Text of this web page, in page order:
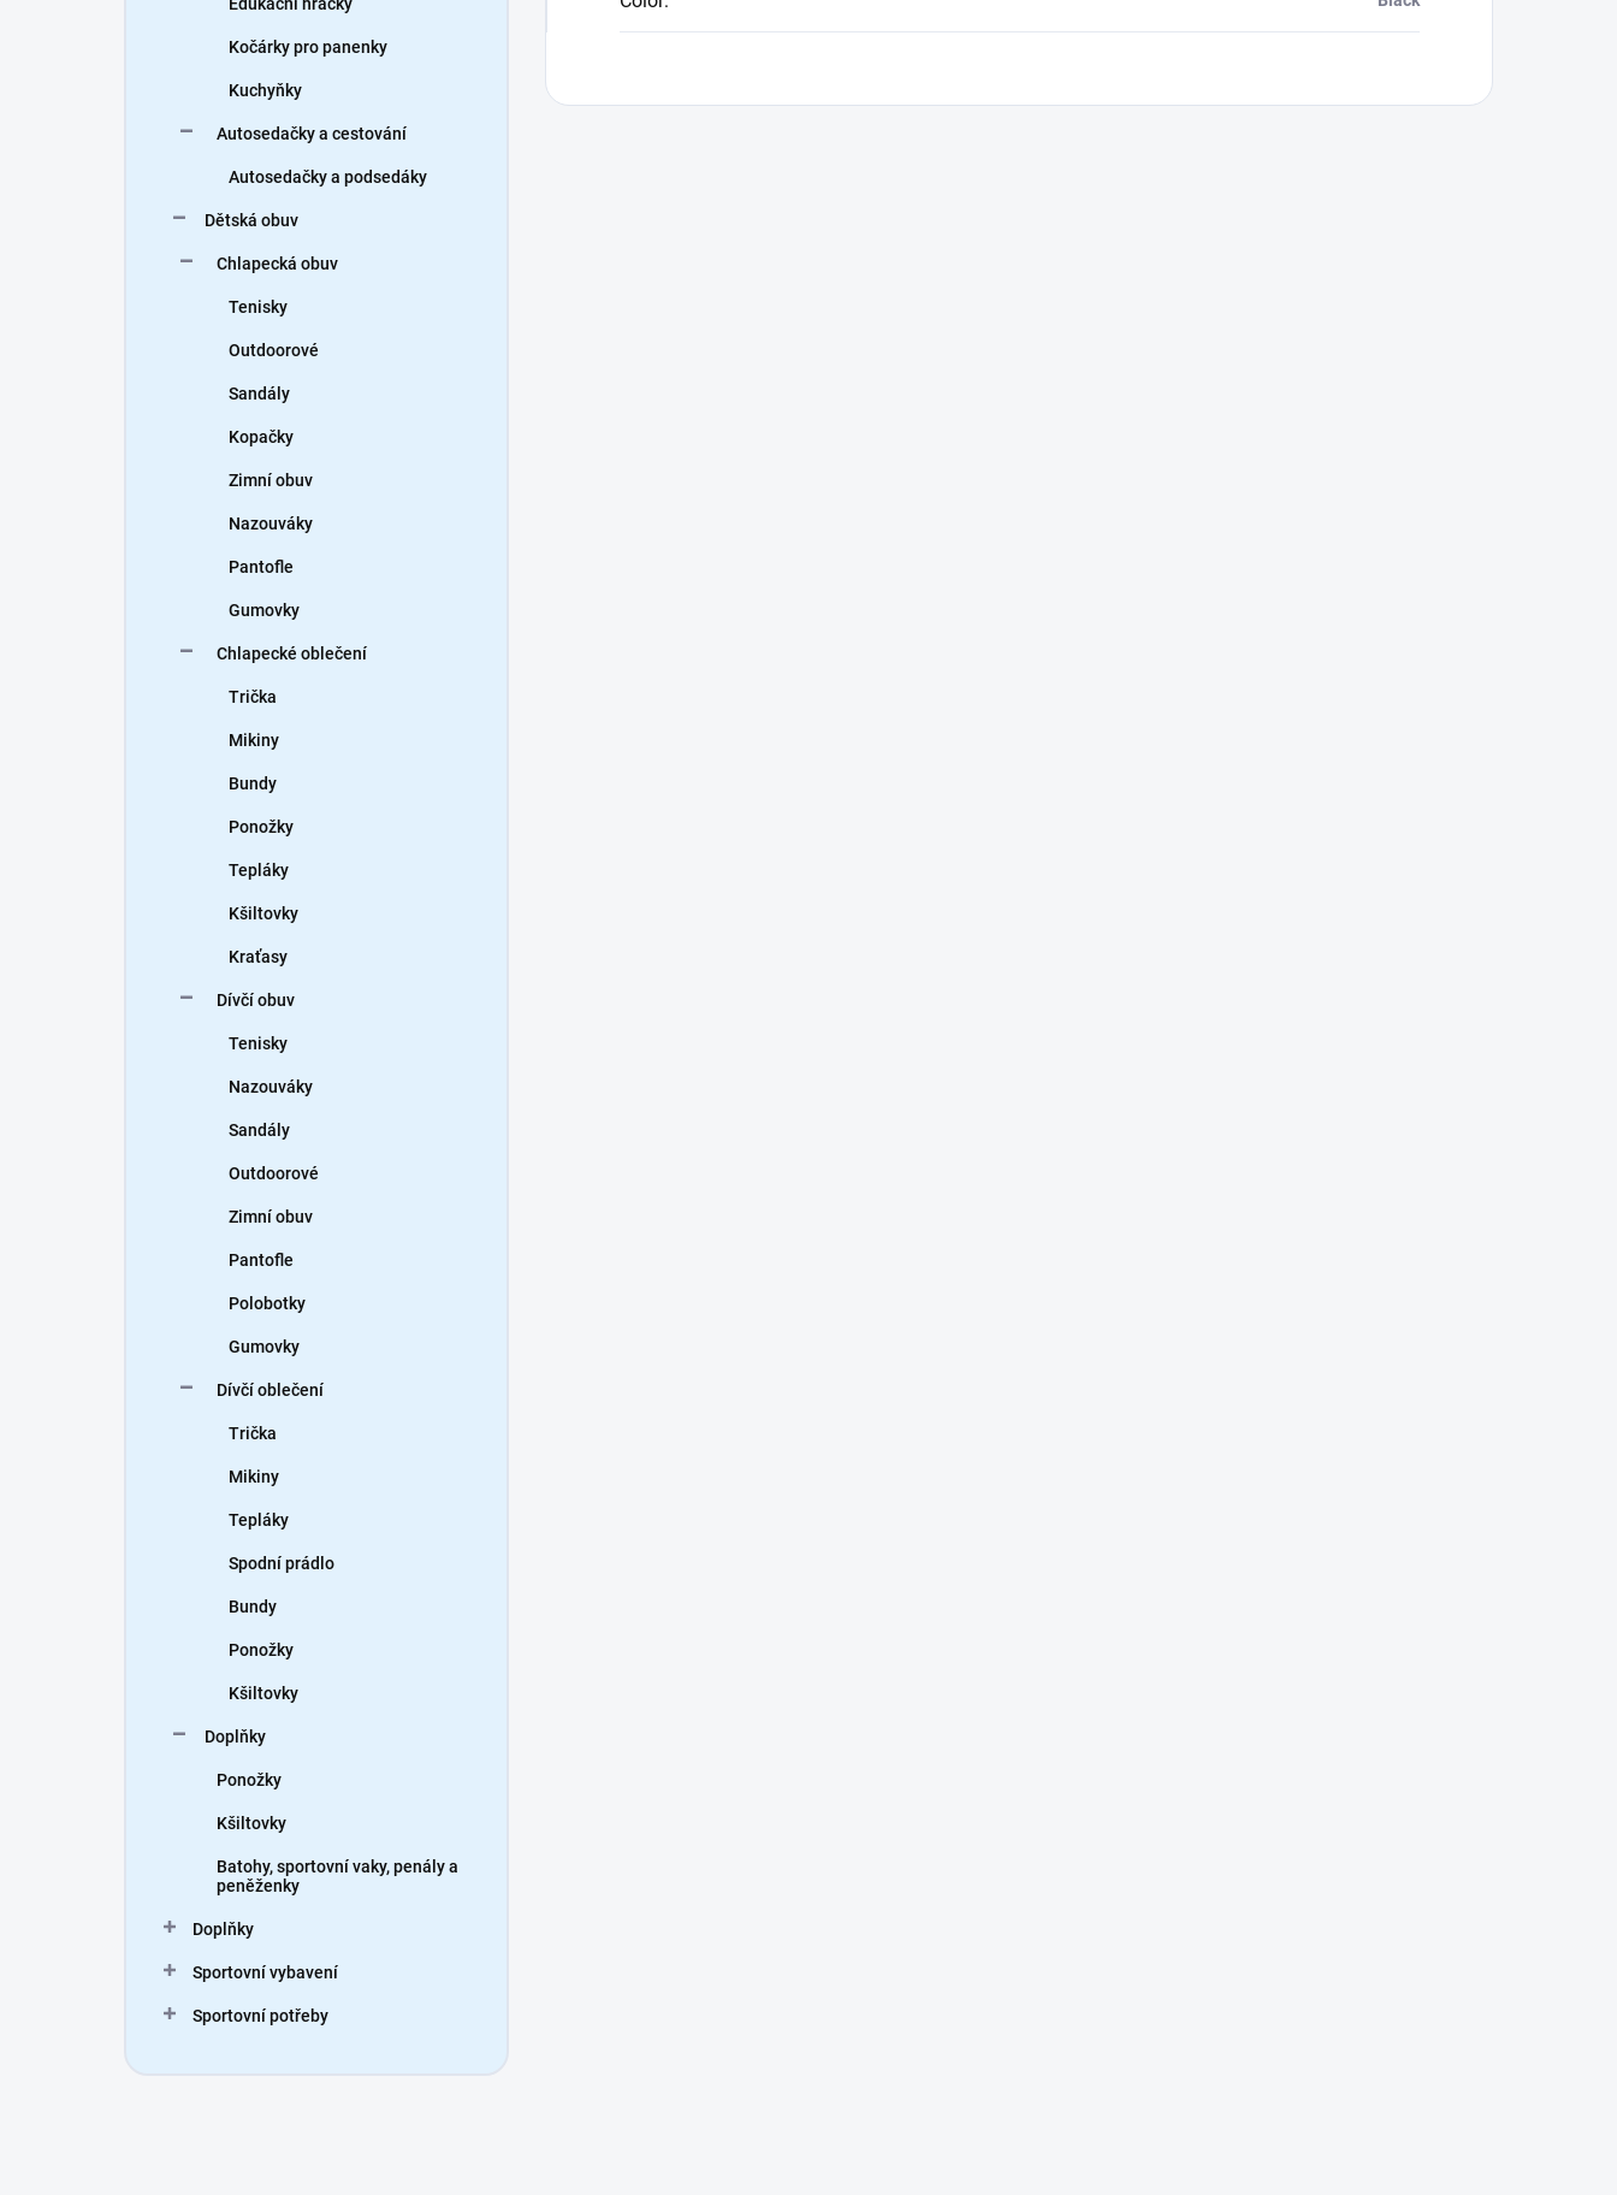
Kočárky pro panenky
Kuchyňky
Autosedačky a cestování
Autosedačky a podsedáky
Dětská obuv
Chlapecká obuv
Tenisky
Outdoorové
Sandály
Kopačky
Zimní obuv
Nazouváky
Pantofle
Gumovky
Chlapecké oblečení
Trička
Mikiny
Bundy
Ponožky
Tepláky
Kšiltovky
Kraťasy
Dívčí obuv
Tenisky
Nazouváky
Sandály
Outdoorové
Zimní obuv
Pantofle
Polobotky
Gumovky
Dívčí oblečení
Trička
Mikiny
Tepláky
Spodní prádlo
Bundy
Ponožky
Kšiltovky
Doplňky
Ponožky
Kšiltovky
Batohy, sportovní vaky, penály a
peněženky
Doplňky
Sportovní vybavení
Sportovní potřeby